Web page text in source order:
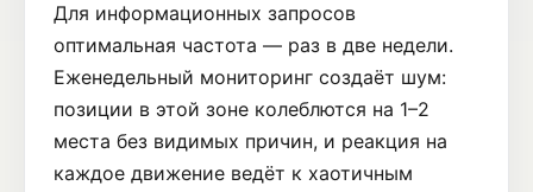
Для информационных запросов
оптимальная частота — раз в две недели.
Еженедельный мониторинг создаёт шум:
позиции в этой зоне колеблются на 1–2
места без видимых причин, и реакция на
каждое движение ведёт к хаотичным